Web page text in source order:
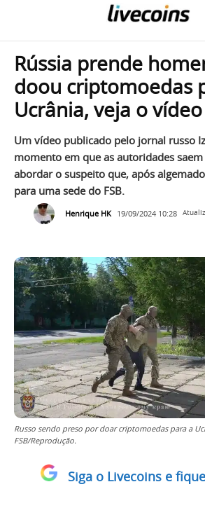
Rússia prende
doou criptomoedas
Ucrânia, veja o vídeo
Um vídeo publicado pelo jornal russo
momento em que as autoridades
abordar o suspeito que, após
para uma sede do FSB.
Henrique HK 19/09/2024 10:28
Russo sendo preso por doar criptomoedas para a
FSB/Reprodução.
Siga o Livecoins e